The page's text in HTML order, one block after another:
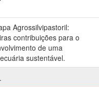
Agrossilvipastoril:
contribuições para o
de uma
sustentável.